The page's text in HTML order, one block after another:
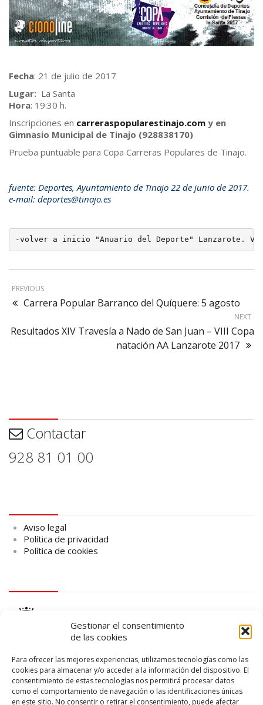
Gestionar el consentimiento
de las cookies
Para ofrecer las mejores experiencias, utilizamos tecnologías como las
cookies para almacenar y/o acceder a la información del dispositivo. El
consentimiento de estas tecnologías nos permitirá procesar datos
como el comportamiento de navegación o las identificaciones únicas
en este sitio. No consentir o retirar el consentimiento, puede afectar
Fecha: 21 de julio de 2017
Lugar: La Santa
Hora: 19:30 h.
Inscripciones en carreraspopularestinajo.com y en
Gimnasio Municipal de Tinajo (928838170)
Prueba puntuable para Copa Carreras Populares de Tinajo.
fuente: Deportes, Ayuntamiento de Tinajo 22 de junio de 2017.
e-mail: deportes@tinajo.es
-volver a inicio "Anuario del Deporte" Lanzarote.
PREVIOUS
Carrera Popular Barranco del Quíquere: 5 agosto
NEXT
Resultados XIV Travesía a Nado de San Juan – VIII Copa
natación AA Lanzarote 2017
Contactar
928 81 01 00
Aviso legal
Política de privacidad
Política de cookies
logo SID